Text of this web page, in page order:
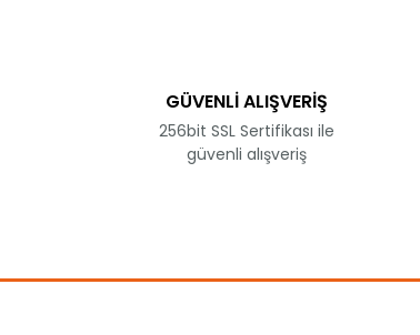
Ürün fiyatı diğer sitelerden daha pahalı.
Bu ürüne benzer farklı alternatifler olmalı.
GÜVENLİ ALIŞVERİŞ
256bit SSL Sertifikası ile
güvenli alışveriş